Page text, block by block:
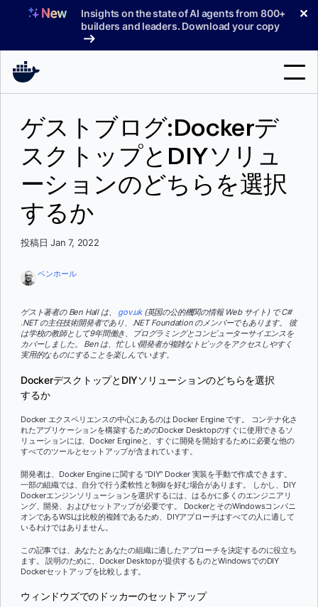
へ
Insights on the state of AI agents from 800+
builders and leaders. Download your copy
✕
料金プラン
索
ゲストブログ:Dockerデ
スクトップとDIYソリュ
ーションのどちらを選択
するか
投稿日 Jan 7, 2022
ベンホール
ゲスト著者の Ben Hall は、 gov.uk(英国の公的機関の情報 Web サイト) で C#
.NET の主任技術開発者であり、.NET Foundation のメンバーでもあります。 彼
は学校の教師として9年間働き、プログラミングとコンピューターサイエンスを
カバーしました。 Ben は、忙しい開発者が複雑なトピックをアクセスしやすく
実用的なものにすることを楽しんでいます。
DockerデスクトップとDIYソリューションのどちらを選択
するか
Docker エクスペリエンスの中心にあるのは Docker Engine です。 コンテナ化さ
れたアプリケーションを構築するためのDocker Desktopのすぐに使用できるソ
リューションには、Docker Engineと、すぐに開発を開始するために必要な他の
すべてのツールとセットアップが含まれています。
開発者は、Docker Engine に関する "DIY" Docker 実装を手動で作成できます。
一部の組織では、自分で行う柔軟性と制御を好む場合があります。 しかし、DIY
Dockerエンジンソリューションを選択するには、はるかに多くのエンジニアリ
ング、開発、およびセットアップが必要です。 DockerとそのWindowsコンパニ
オンであるWSLは比較的複雑であるため、DIYアプローチはすべての人に適して
いるわけではありません。
この記事では、あなたとあなたの組織に適したアプローチを決定するのに役立ち
ます。 説明のために、Docker Desktopが提供するものとWindowsでのDIY
Dockerセットアップを比較します。
ウィンドウズでのドッカーのセットアップ